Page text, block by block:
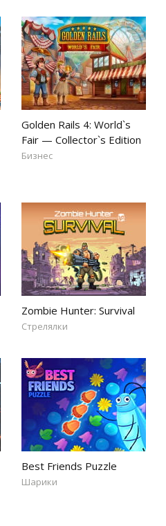
Golden Rails 4: World`s
Fair — Collector`s Edition
Бизнес
Zombie Hunter: Survival
Стрелялки
Best Friends Puzzle
Шарики